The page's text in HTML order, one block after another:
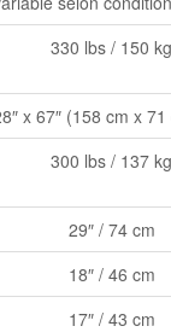
330 lbs / 150 kg
x 67″ (158 cm x
300 lbs / 137 kg
29″ / 74 cm
18″ / 46 cm
17″ / 43 cm